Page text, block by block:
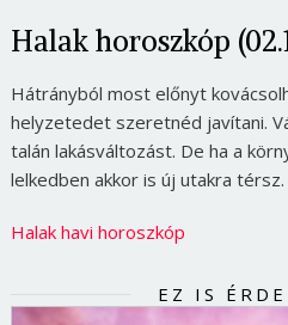
Halak horoszkóp
Hátrányból most előnyt
helyzetedet szeretnéd javítani.
talán lakásváltozást. De ha a
lelkedben akkor is új utakra térsz.
Halak havi horoszkóp
EZ IS